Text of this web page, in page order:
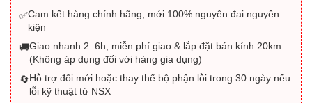
✅Cam kết hàng chính hãng, mới 100% nguyên đai nguyên
kiện
🚚Giao nhanh 2–6h, miễn phí giao & lắp đặt bán kính 20km
(Không áp dụng đối với hàng gia dụng)
🔄Hỗ trợ đổi mới hoặc thay thế bộ phận lỗi trong 30 ngày nếu
lỗi kỹ thuật từ NSX